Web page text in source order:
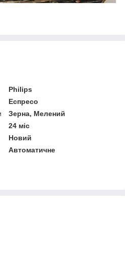
Philips
Еспресо
Зерна, Мелений
24 міс
Новий
Автоматичне